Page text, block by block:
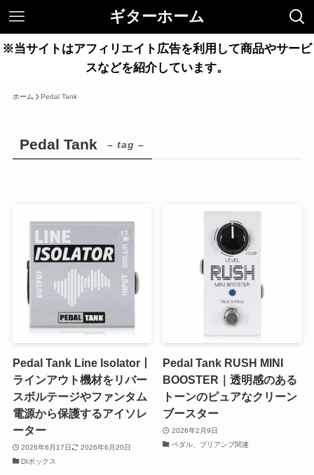
ギターホーム
※当サイトはアフィリエイト広告を利用して商品やサービ
スなどを紹介しています。
ホーム Pedal Tank
Pedal Tank – tag –
Pedal Tank Line Isolator丨
ラインアウト機材をリバー
スボルテージやファンタム
電源から保護するアイソレ
ーター
2026年6月17日
2026年6月20日
DIボックス
Pedal Tank RUSH MINI
BOOSTER｜透明感のある
トーンのピュアなクリーン
ブースター
2026年2月9日
ペダル、プリアンプ関連